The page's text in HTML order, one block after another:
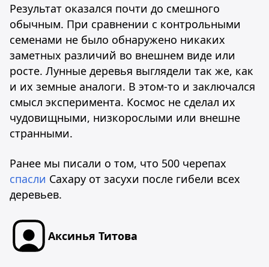
Результат оказался почти до смешного
обычным. При сравнении с контрольными
семенами не было обнаружено никаких
заметных различий во внешнем виде или
росте. Лунные деревья выглядели так же, как
и их земные аналоги. В этом-то и заключался
смысл эксперимента. Космос не сделал их
чудовищными, низкорослыми или внешне
странными.
Ранее мы писали о том, что 500 черепах
спасли Сахару от засухи после гибели всех
деревьев.
Аксинья Титова